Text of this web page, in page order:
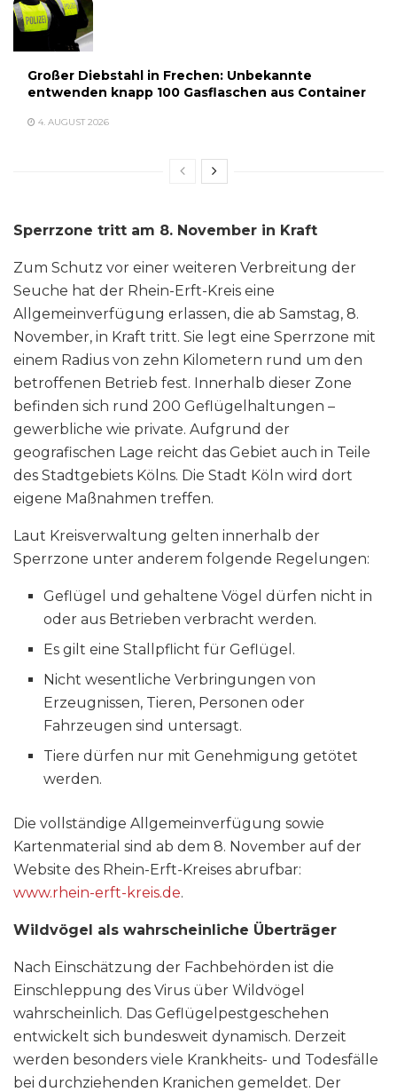
Großer Diebstahl in Frechen: Unbekannte
entwenden knapp 100 Gasflaschen aus Container
4. AUGUST 2026
Sperrzone tritt am 8. November in Kraft
Zum Schutz vor einer weiteren Verbreitung der
Seuche hat der Rhein-Erft-Kreis eine
Allgemeinverfügung erlassen, die ab Samstag, 8.
November, in Kraft tritt. Sie legt eine Sperrzone mit
einem Radius von zehn Kilometern rund um den
betroffenen Betrieb fest. Innerhalb dieser Zone
befinden sich rund 200 Geflügelhaltungen –
gewerbliche wie private. Aufgrund der
geografischen Lage reicht das Gebiet auch in Teile
des Stadtgebiets Kölns. Die Stadt Köln wird dort
eigene Maßnahmen treffen.
Laut Kreisverwaltung gelten innerhalb der
Sperrzone unter anderem folgende Regelungen:
Geflügel und gehaltene Vögel dürfen nicht in
oder aus Betrieben verbracht werden.
Es gilt eine Stallpflicht für Geflügel.
Nicht wesentliche Verbringungen von
Erzeugnissen, Tieren, Personen oder
Fahrzeugen sind untersagt.
Tiere dürfen nur mit Genehmigung getötet
werden.
Die vollständige Allgemeinverfügung sowie
Kartenmaterial sind ab dem 8. November auf der
Website des Rhein-Erft-Kreises abrufbar:
www.rhein-erft-kreis.de.
Wildvögel als wahrscheinliche Überträger
Nach Einschätzung der Fachbehörden ist die
Einschleppung des Virus über Wildvögel
wahrscheinlich. Das Geflügelpestgeschehen
entwickelt sich bundesweit dynamisch. Derzeit
werden besonders viele Krankheits- und Todesfälle
bei durchziehenden Kranichen gemeldet. Der